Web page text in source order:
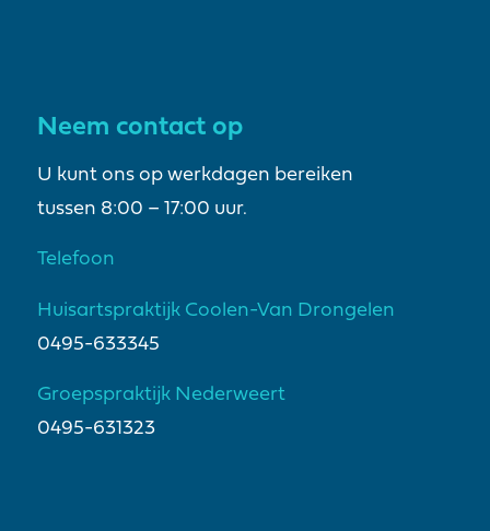
Neem contact op
U kunt ons op werkdagen bereiken
tussen 8:00 – 17:00 uur.
Telefoon
Huisartspraktijk Coolen-Van Drongelen
0495-633345
Groepspraktijk Nederweert
0495-631323